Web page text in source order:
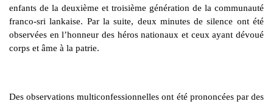
enfants de la deuxième et troisième génération de la communauté
franco-sri lankaise. Par la suite, deux minutes de silence ont été
observées en l’honneur des héros nationaux et ceux ayant dévoué
corps et âme à la patrie.
Des observations multiconfessionnelles ont été prononcées par des